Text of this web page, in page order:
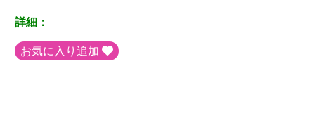
詳細：
お気に入り追加